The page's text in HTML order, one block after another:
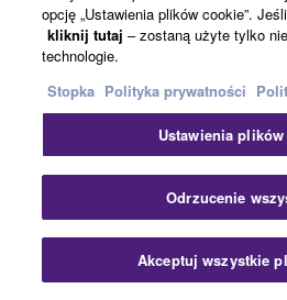
w wiele analogowych wejść/
umożliwiając wprowadzanie
przesyłanie zmiksowanego
komputera z uruchomionym
przesyłania strumieniowego.
routing audio zapewnia wysoki
umożliwia miksowanie dźwięku
strumieniowego oddzielnie.
samodzielnej pracy, jak również
opcję „Ustawienia plików cookie”.
kliknij tutaj – zostaną użyte tylko
technologie.
Stopka Polityka prywatności
Ustawienia
Odrzucenie
Akceptuj wszystkie